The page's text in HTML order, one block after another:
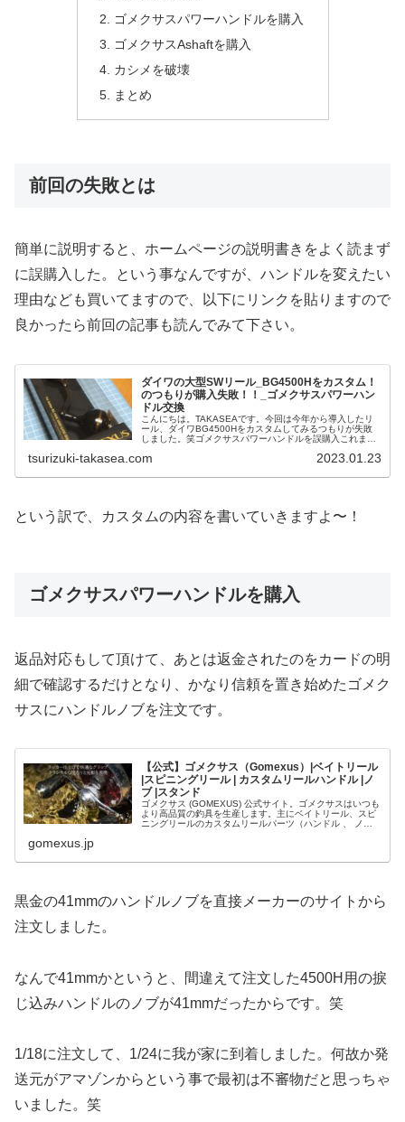
ゴメクサスパワーハンドルを購入
ゴメクサスAshaftを購入
カシメを破壊
まとめ
前回の失敗とは
簡単に説明すると、ホームページの説明書きをよく読まず
に誤購入した。という事なんですが、ハンドルを変えたい
理由なども買いてますので、以下にリンクを貼りますので
良かったら前回の記事も読んでみて下さい。
ダイワの大型SWリール_BG4500Hをカスタム！
のつもりが購入失敗！！_ゴメクサスパワーハン
ドル交換
こんにちは。TAKASEAです。今回は今年から導入したリ
ール、ダイワBG4500Hをカスタムしてみるつもりが失敗
しました。笑ゴメクサスパワーハンドルを誤購入これまで
tsurizuki-takasea.com 2023.01.23
という訳で、カスタムの内容を書いていきますよ〜！
ゴメクサスパワーハンドルを購入
返品対応もして頂けて、あとは返金されたのをカードの明
細で確認するだけとなり、かなり信頼を置き始めたゴメク
サスにハンドルノブを注文です。
【公式】ゴメクサス（Gomexus）|ベイトリール
|スピニングリール | カスタムリールハンドル |ノ
ブ |スタンド
ゴメクサス (GOMEXUS) 公式サイト。ゴメクサスはいつも
より高品質の釣具を生産します。主にベイトリール、スピ
ニングリールのカスタムリールパーツ（ハンドル 、 ノブ
gomexus.jp
黒金の41mmのハンドルノブを直接メーカーのサイトから
注文しました。
なんで41mmかというと、間違えて注文した4500H用の捩
じ込みハンドルのノブが41mmだったからです。笑
1/18に注文して、1/24に我が家に到着しました。何故か発
送元がアマゾンからという事で最初は不審物だと思っちゃ
いました。笑